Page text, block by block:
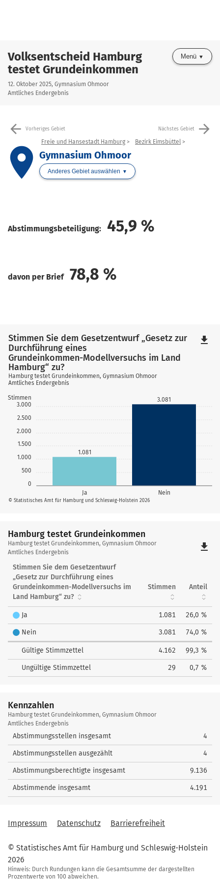
Volksentscheid Hamburg
testet Grundeinkommen
12. Oktober 2025, Gymnasium Ohmoor
Amtliches Endergebnis
Menü
arrow_back Vorheriges Gebiet Nächstes Gebiet arrow_forward
place
Freie und Hansestadt Hamburg Bezirk Eimsbüttel
Gymnasium Ohmoor
Anderes Gebiet auswählen
Abstimmungsbeteiligung: 45,9 %
davon per Brief 78,8 %
0
500
1.000
1.500
2.000
2.500
3.000
Stimmen
Ja Nein
1.081
3.081
© Statistisches Amt für Hamburg und Schleswig-Holstein 2026
Stimmen Sie dem Gesetzentwurf „Gesetz zur
Durchführung eines
Grundeinkommen-Modellversuchs im Land
Hamburg“ zu?
Hamburg testet Grundeinkommen, Gymnasium Ohmoor
Amtliches Endergebnis
file_download
Hamburg testet Grundeinkommen
Hamburg
testet
Grundeinkommen
Hamburg testet Grundeinkommen, Gymnasium Ohmoor
Amtliches Endergebnis
file_download
Stimmen Sie dem Gesetzentwurf
„Gesetz zur Durchführung eines
Grundeinkommen-Modellversuchs im
Land Hamburg“ zu?
Stimmen Anteil
Ja 1.081 26,0 %
Nein 3.081 74,0 %
Gültige Stimmzettel 4.162 99,3 %
Ungültige Stimmzettel 29 0,7 %
Kennzahlen
Kennzahlen
Hamburg testet Grundeinkommen, Gymnasium Ohmoor
Amtliches Endergebnis
Abstimmungsstellen insgesamt 4
Abstimmungsstellen ausgezählt 4
Abstimmungsberechtigte insgesamt 9.136
Abstimmende insgesamt 4.191
Impressum Datenschutz Barrierefreiheit
© Statistisches Amt für Hamburg und Schleswig-Holstein
2026
Hinweis: Durch Rundungen kann die Gesamtsumme der dargestellten
Prozentwerte von 100 abweichen.